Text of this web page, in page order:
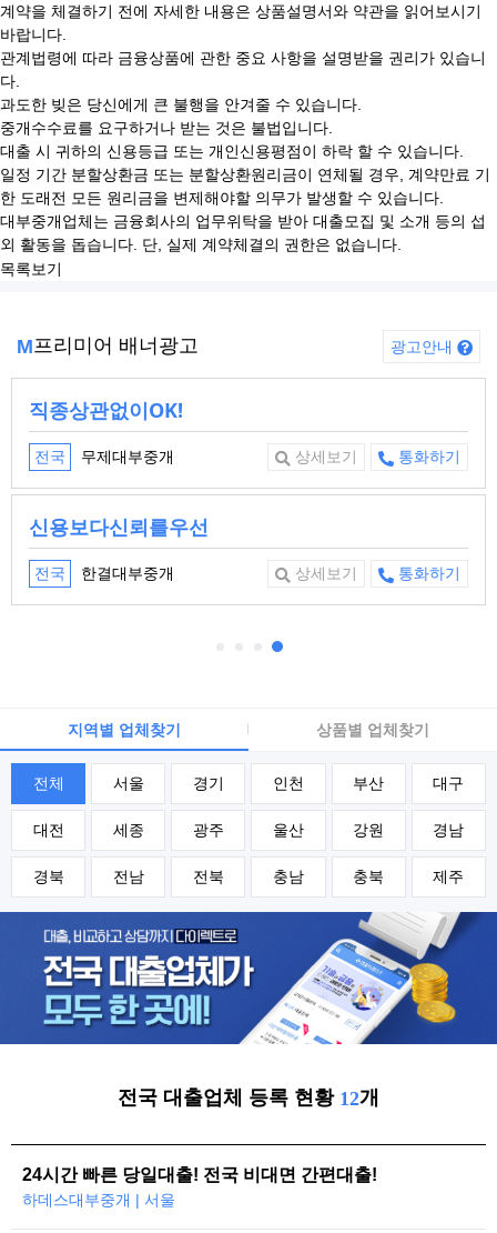
계약을 체결하기 전에 자세한 내용은 상품설명서와 약관을 읽어보시기
바랍니다.
관계법령에 따라 금융상품에 관한 중요 사항을 설명받을 권리가 있습니
다.
과도한 빚은 당신에게 큰 불행을 안겨줄 수 있습니다.
중개수수료를 요구하거나 받는 것은 불법입니다.
대출 시 귀하의 신용등급 또는 개인신용평점이 하락 할 수 있습니다.
일정 기간 분할상환금 또는 분할상환원리금이 연체될 경우, 계약만료 기
한 도래전 모든 원리금을 변제해야할 의무가 발생할 수 있습니다.
대부중개업체는 금융회사의 업무위탁을 받아 대출모집 및 소개 등의 섭
외 활동을 돕습니다. 단, 실제 계약체결의 권한은 없습니다.
목록보기
M프리미어 배너광고 광고안내
직종상관없이OK!
전국 무제대부중개 상세보기 통화하기
신용보다신뢰를우선
전국 한결대부중개 상세보기 통화하기
지역별 업체찾기 상품별 업체찾기
전체 서울 경기 인천 부산 대구
대전 세종 광주 울산 강원 경남
경북 전남 전북 충남 충북 제주
전국 대출업체 등록 현황 12개
24시간 빠른 당일대출! 전국 비대면 간편대출!
하데스대부중개 | 서울